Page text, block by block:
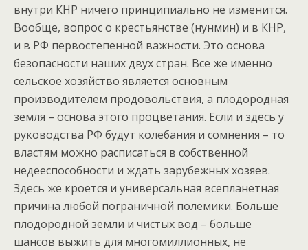
внутри КНР ничего принципиально не изменится.
Вообще, вопрос о крестьянстве (нунмин) и в КНР,
и в РФ первостепенной важности. Это основа
безопасности наших двух стран. Все же именно
сельское хозяйство является основным
производителем продовольствия, а плодородная
земля – основа этого процветания. Если и здесь у
руководства РФ будут колебания и сомнения – то
властям можно расписаться в собственной
недееспособности и ждать зарубежных хозяев.
Здесь же кроется и универсальная всепланетная
причина любой пограничной полемики. Больше
плодородной земли и чистых вод – больше
шансов выжить для многомиллионных, не